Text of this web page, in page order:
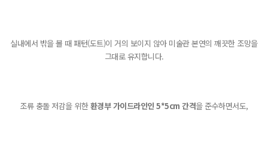
실내에서 밖을 볼 때 패턴(도트)이 거의 보이지 않아 미술관 본연의 깨끗한 조망을
그대로 유지합니다.
조류 충돌 저감을 위한환경부 가이드라인인 5*5cm 간격을 준수하면서도,